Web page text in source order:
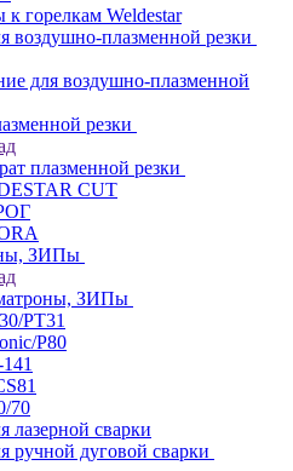
горелкам Weldestar
воздушно-плазменной резки
для воздушно-плазменной
резки
плазменной резки
CUT
ЗИПы
ЗИПы
PT31
P80
70
лазерной сварки
ручной дуговой сварки